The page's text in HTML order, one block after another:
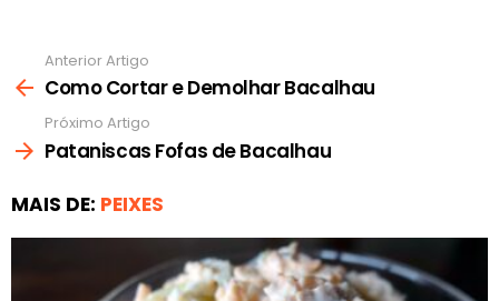
mais
Anterior Artigo
Como Cortar e Demolhar Bacalhau
Próximo Artigo
Pataniscas Fofas de Bacalhau
MAIS DE: PEIXES